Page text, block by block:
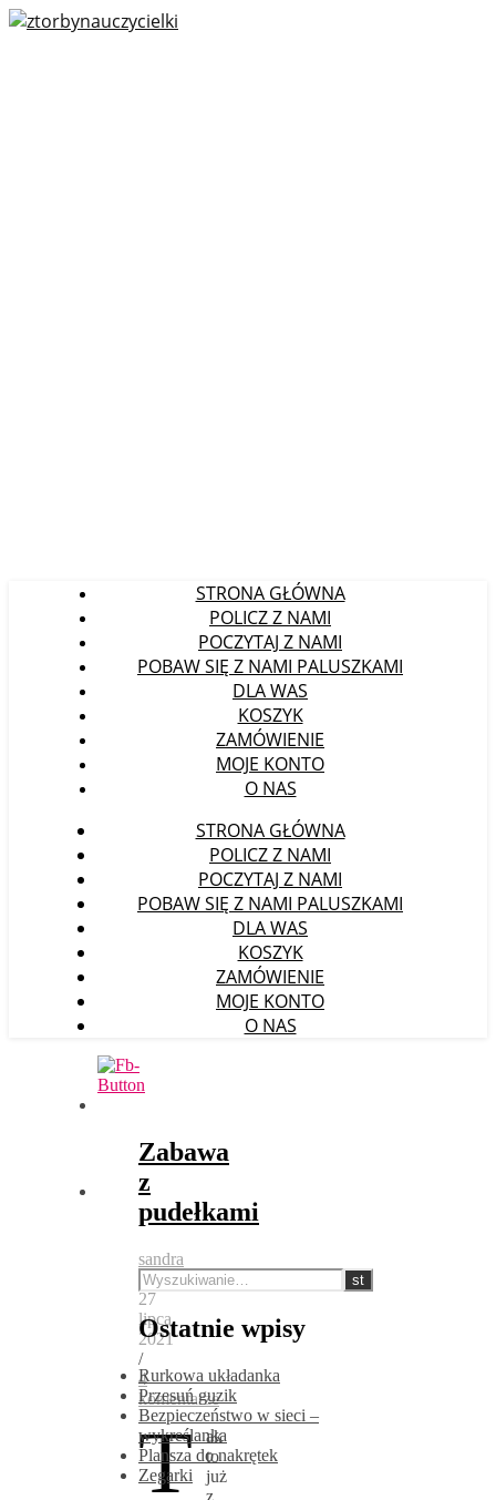
STRONA GŁÓWNA
POLICZ Z NAMI
POCZYTAJ Z NAMI
POBAW SIĘ Z NAMI PALUSZKAMI
DLA WAS
KOSZYK
ZAMÓWIENIE
MOJE KONTO
O NAS
STRONA GŁÓWNA
POLICZ Z NAMI
POCZYTAJ Z NAMI
POBAW SIĘ Z NAMI PALUSZKAMI
DLA WAS
KOSZYK
ZAMÓWIENIE
MOJE KONTO
O NAS
Zabawa
z
pudełkami
sandra
27
lipca,
2021
/
4
komentarze
T
ak
to
już
z
Ostatnie wpisy
Rurkowa układanka
Przesuń guzik
Bezpieczeństwo w sieci –
wykreślanka
Plansza do nakrętek
Zegarki